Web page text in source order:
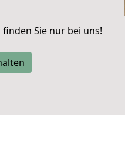
finden Sie nur bei uns!